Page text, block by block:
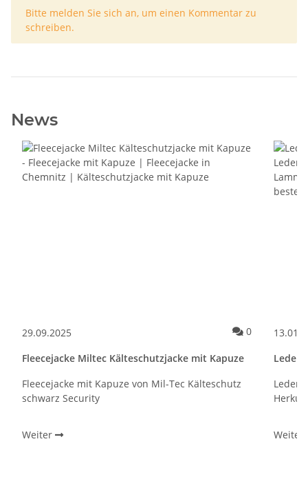
x
Bitte melden Sie sich an, um einen Kommentar zu
schreiben.
News
29.09.2025 Kommentare
0
Fleecejacke Miltec Kälteschutzjacke mit Kapuze
Fleecejacke mit Kapuze von Mil-Tec Kälteschutz
schwarz Security
Weiter Weiter